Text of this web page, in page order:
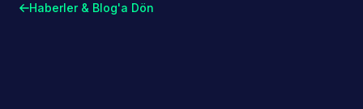
Haberler & Blog'a Dön